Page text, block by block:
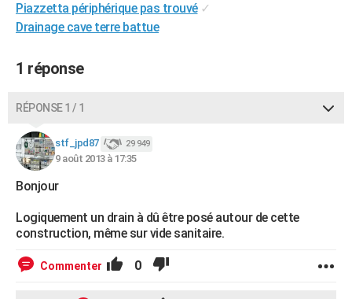
CARTE DE VOEUX
Dictionnaire
Biographies
Citations
Expressions
Proverbes
PROGRAMME TV
COPAINS D'AVANT
S'inscrire
Se connecter
Lycées
Collèges
Primaires
Universités
Entreprises
Service militaire
Avis de recherche
AVIS DE DÉCÈS
Piazzetta périphérique pas trouvé ✓
Drainage cave terre battue
1 réponse
RÉPONSE 1 / 1
stf_jpd87 29 949
9 août 2013 à 17:35
Bonjour
Logiquement un drain à dû être posé autour de cette
construction, même sur vide sanitaire.
Commenter 0